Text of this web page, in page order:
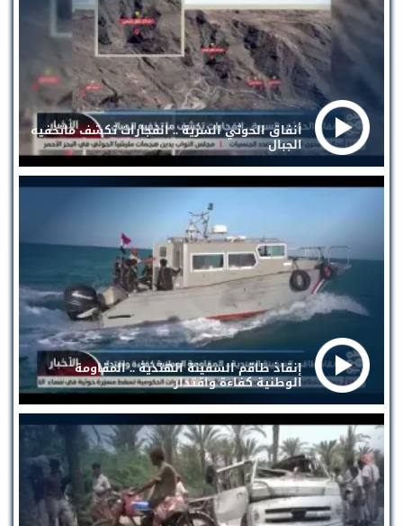
أنفاق الحوثي السرية .. انفجارات تكشف ماتخفيه
الجبال
إنقاذ طاقم السفينة الهندية .. المقاومة
الوطنية كفاءة واقتدار